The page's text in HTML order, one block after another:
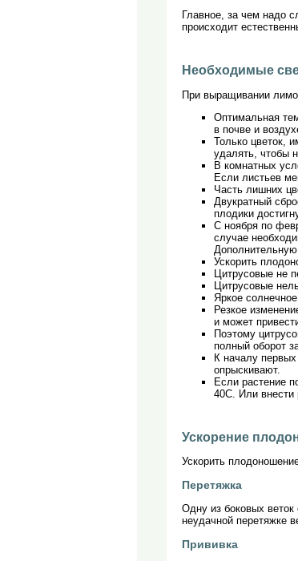
Главное, за чем надо
происходит
Необходимые
При выращивании
Оптимальная
в почве и
Только цветок,
удалять, чтобы
В комнатных
Если листьев
Часть лишних
Двукратный
плодики
С ноября по
случае
Ускорить
Цитрусовые не
Цитрусовые
Яркое
Резкое
и может
Поэтому
полный оборот
К началу
опрыскивают.
Если растение
40С. Или внести
Ускорение
Ускорить
Перетяжка
Одну из боковых
неудачной перетяжке
Прививка